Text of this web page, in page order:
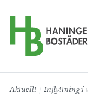
Aktuellt Inflyttning i